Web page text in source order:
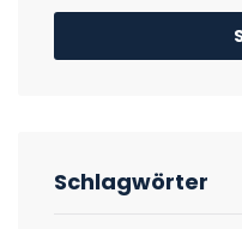
Schlagwörter